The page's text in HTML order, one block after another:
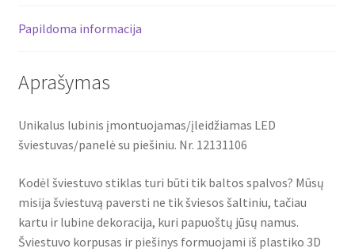
Papildoma informacija
Aprašymas
Unikalus lubinis įmontuojamas/įleidžiamas LED
šviestuvas/panelė su piešiniu. Nr. 12131106
Kodėl šviestuvo stiklas turi būti tik baltos spalvos? Mūsų
misija šviestuvą paversti ne tik šviesos šaltiniu, tačiau
kartu ir lubine dekoracija, kuri papuoštų jūsų namus.
Šviestuvo korpusas ir piešinys formuojami iš plastiko 3D